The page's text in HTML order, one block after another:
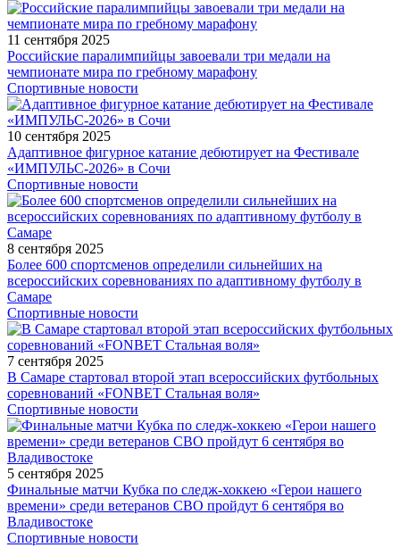
11 сентября 2025
Российские паралимпийцы завоевали три медали на
чемпионате мира по гребному марафону
Спортивные новости
10 сентября 2025
Адаптивное фигурное катание дебютирует на Фестивале
«ИМПУЛЬС-2026» в Сочи
Спортивные новости
8 сентября 2025
Более 600 спортсменов определили сильнейших на
всероссийских соревнованиях по адаптивному футболу в
Самаре
Спортивные новости
7 сентября 2025
В Самаре стартовал второй этап всероссийских футбольных
соревнований «FONBET Стальная воля»
Спортивные новости
5 сентября 2025
Финальные матчи Кубка по следж-хоккею «Герои нашего
времени» среди ветеранов СВО пройдут 6 сентября во
Владивостоке
Спортивные новости